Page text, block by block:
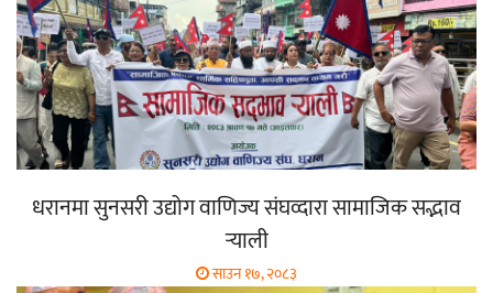
धरानमा सुनसरी उद्योग वाणिज्य संघव्दारा सामाजिक सद्भाव
र्‍याली
साउन १७, २०८३